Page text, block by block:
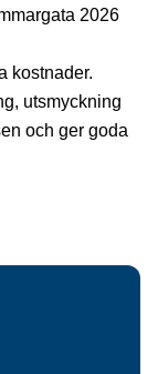
2026
kostnader.
utsmyckning
och ger goda